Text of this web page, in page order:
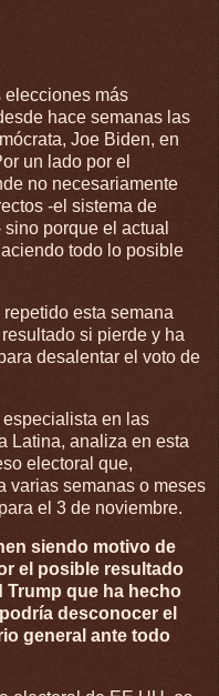
elecciones más
hace semanas las
Joe Biden, en
un lado por el
no necesariamente
-el sistema de
porque el actual
todo lo posible
esta semana
si pierde y ha
desalentar el voto de
en las
Latina, analiza en esta
electoral que,
varias semanas o meses
el 3 de noviembre.
siendo motivo de
el posible resultado
Trump que ha hecho
desconocer el
general ante todo